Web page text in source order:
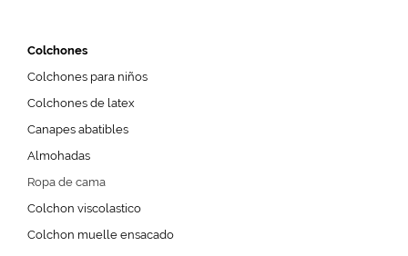
Colchones
Colchones para niños
Colchones de latex
Canapes abatibles
Almohadas
Ropa de cama
Colchon viscolastico
Colchon muelle ensacado